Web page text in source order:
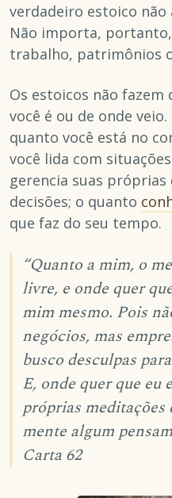
verdadeiro estoico não
Não importa,
trabalho, patrimônios
Os estoicos não
você é ou de onde
quanto você está no
você lida com
gerencia suas próprias
decisões; o quanto
que faz do seu tempo.
“Quanto a mim, o
livre, e onde quer
mim mesmo. Pois
negócios, mas
busco desculpas
E, onde quer que
próprias
mente algum
Carta 62